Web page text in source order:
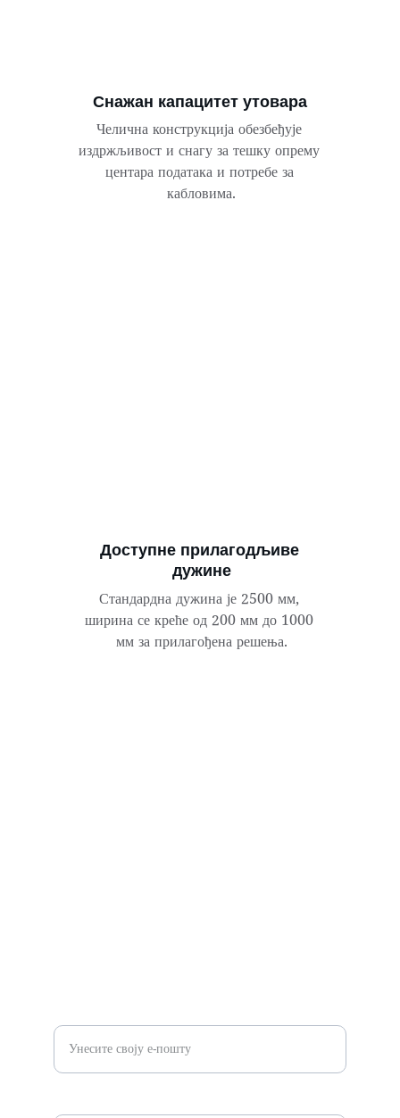
Доступне прилагодљиве
дужине
Стандардна дужина је 2500 мм,
ширина се креће од 200 мм до 1000
мм за прилагођена решења.
Снажан капацитет утовара
Челична конструкција обезбеђује
издржљивост и снагу за тешку опрему
центара података и потребе за
кабловима.